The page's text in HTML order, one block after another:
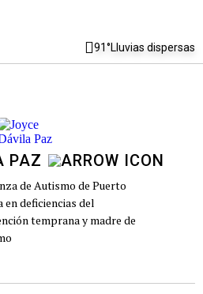
91°Lluvias dispersas
PAZ
de Autismo de Puerto
en deficiencias del
temprana y madre de